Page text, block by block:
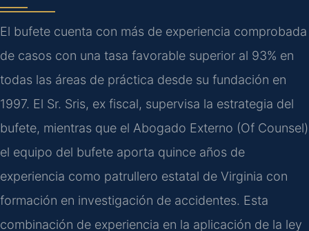
El bufete cuenta con más de experiencia comprobada
de casos con una tasa favorable superior al 93% en
todas las áreas de práctica desde su fundación en
1997. El Sr. Sris, ex fiscal, supervisa la estrategia del
bufete, mientras que el Abogado Externo (Of Counsel)
el equipo del bufete aporta quince años de
experiencia como patrullero estatal de Virginia con
formación en investigación de accidentes. Esta
combinación de experiencia en la aplicación de la ley